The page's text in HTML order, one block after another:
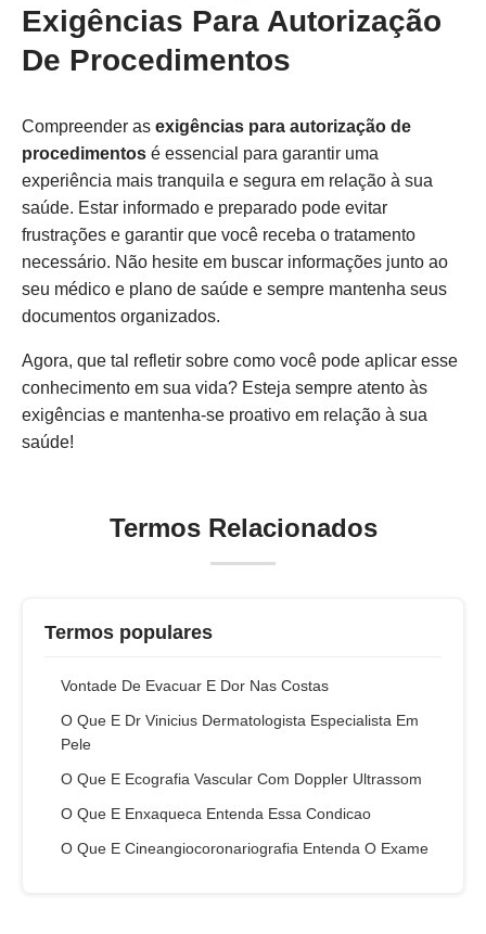
Exigências Para Autorização
De Procedimentos
Compreender as exigências para autorização de
procedimentos é essencial para garantir uma
experiência mais tranquila e segura em relação à sua
saúde. Estar informado e preparado pode evitar
frustrações e garantir que você receba o tratamento
necessário. Não hesite em buscar informações junto ao
seu médico e plano de saúde e sempre mantenha seus
documentos organizados.
Agora, que tal refletir sobre como você pode aplicar esse
conhecimento em sua vida? Esteja sempre atento às
exigências e mantenha-se proativo em relação à sua
saúde!
Termos Relacionados
Termos populares
Vontade De Evacuar E Dor Nas Costas
O Que E Dr Vinicius Dermatologista Especialista Em
Pele
O Que E Ecografia Vascular Com Doppler Ultrassom
O Que E Enxaqueca Entenda Essa Condicao
O Que E Cineangiocoronariografia Entenda O Exame